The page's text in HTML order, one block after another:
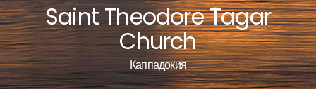
Saint Theodore Tagar
Church
Каппадокия